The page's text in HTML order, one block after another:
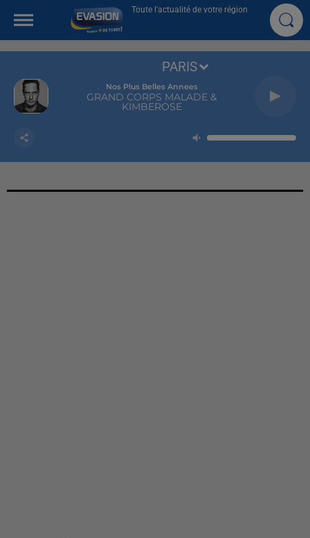
Toute l'actualité de votre région
Nos Plus Belles Annees
GRAND CORPS MALADE &
KIMBEROSE
PARIS